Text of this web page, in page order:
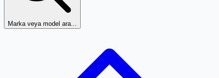
Marka veya model ara...